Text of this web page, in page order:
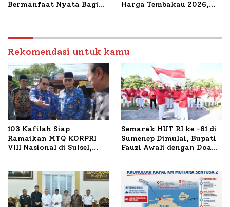
Bermanfaat Nyata Bagi
Petelur di Desa Bataal
Timur
Harga Tembakau 2026,
Rekomendasi untuk kamu
103 Kafilah Siap
Ramaikan MTQ KORPRI
VIII Nasional di Sulsel,
Semarak HUT RI ke -81 di
Sumenep Dimulai, Bupati
Fauzi Awali dengan Doa